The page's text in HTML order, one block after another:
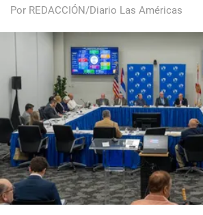
Por REDACCIÓN/Diario Las Américas